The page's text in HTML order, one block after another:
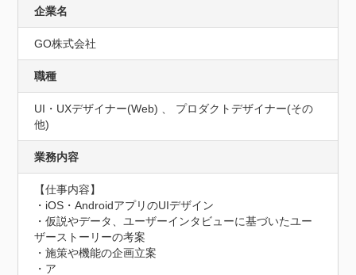
企業名
GO株式会社
職種
UI・UXデザイナー(Web) 、 プロダクトデザイナー(その
他)
業務内容
【仕事内容】
・iOS・AndroidアプリのUIデザイン
・仮説やデータ、ユーザーインタビューに基づいたユー
ザーストーリーの考案
・施策や機能の企画立案
・ア